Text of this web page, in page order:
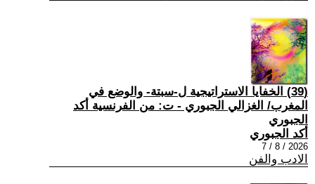
(39) الخفايا الاستراتيجية ل-سبتة- والوضع في
المغرب/ الغزالي الجبوري - ت: من الفرنسية أكد
الجبوري
أكد الجبوري
2026 / 8 / 7
الادب والفن